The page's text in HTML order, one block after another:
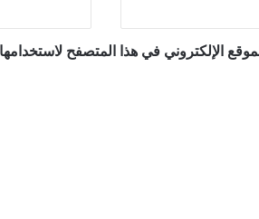
الإلكتروني في هذا المتصفح